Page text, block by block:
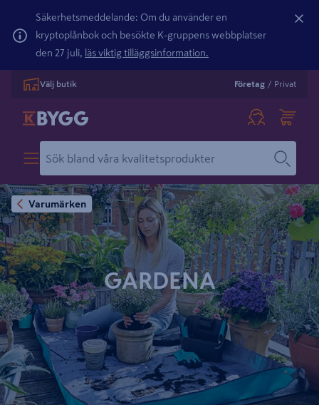
Säkerhetsmeddelande: Om du använder en
kryptoplånbok och besökte K-gruppens webbplatser
den 27 juli, läs viktig tilläggsinformation.
Välj butik Företag / Privat
Varumärken
GARDENA